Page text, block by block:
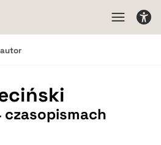
autor